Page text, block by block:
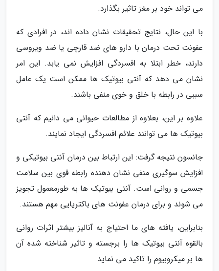
می تواند خود بر مغز تاثیر بگذارد.
با این حال، نتایج تحقیقات نشان داده اند، در افرادی که
عفونت تحت درمان با دارو های ضد قارچی یا ضد ویروسی
دارند، خطر ابتلا به افسردگی افزایش نمی یابد. این امر
نشان می دهد که آنتی بیوتیک ها ممکن است یک عامل
سببی در رابطه با خلق و خوی منفی باشند.
علاوه بر این، بعلاوه از مطالعات حیوانی می دانیم که آنتی
بیوتیک ها می توانند علائم افسردگی ایجاد نمایند.
جانسون نتیجه گرفت: این ارتباط بین درمان آنتی بیوتیکی و
افزایش سوگیری منفی نشان دهنده رابطه قوی بین سلامت
جسمی و روانی است. آنتی بیوتیک ها به طورمعمول تجویز
می شوند و برای درمان عفونت های باکتریایی مهم هستند.
بنابراین، یافته های ما احتیاج به آنالیز بیشتر اثرات روانی
بالقوه آنتی بیوتیک ها را برجسته و تاثیر شناخته شده آن
ها بر میکروبیوم را تاکید می نماید.